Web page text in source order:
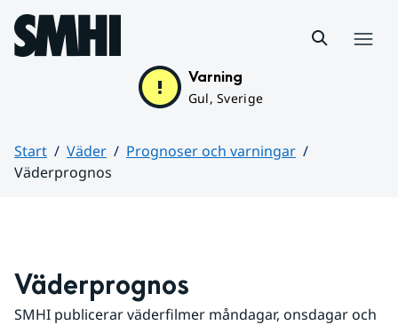
Hoppa till sidans innehåll
Varning
Gul, Sverige
Start Väder
Prognoser och varningar
Väderprognos
Väderprognos
SMHI publicerar väderfilmer måndagar, onsdagar och